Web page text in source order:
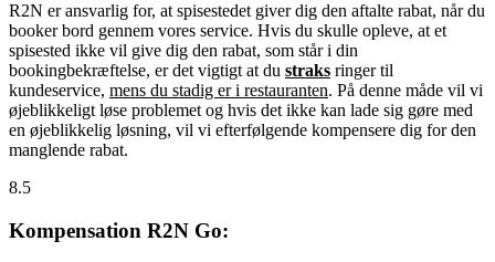
R2N er ansvarlig for, at spisestedet giver dig den aftalte rabat, når du
booker bord gennem vores service. Hvis du skulle opleve, at et
spisested ikke vil give dig den rabat, som står i din
bookingbekræftelse, er det vigtigt at du straks ringer til
kundeservice, mens du stadig er i restauranten. På denne måde vil vi
øjeblikkeligt løse problemet og hvis det ikke kan lade sig gøre med
en øjeblikkelig løsning, vil vi efterfølgende kompensere dig for den
manglende rabat.
8.5
Kompensation R2N Go: